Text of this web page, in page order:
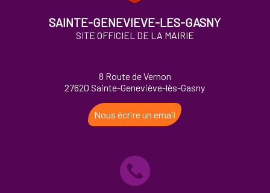
SAINTE-GENEVIEVE-LES-GASNY
SITE OFFICIEL DE LA MAIRIE
8 Route de Vernon
27620 Sainte-Geneviève-lès-Gasny
Nous écrire un email